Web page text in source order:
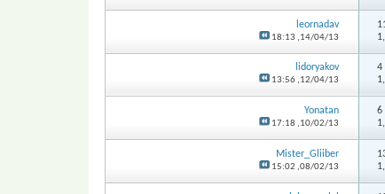
leornadav
14/04/13,
18:13
lidoryakov
12/04/13,
13:56
Yonatan
10/02/13,
17:18
Mister_Gliiber
08/02/13,
15:02